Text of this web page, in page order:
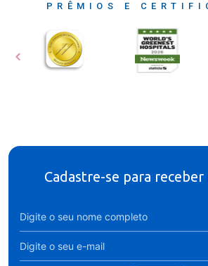
PRÊMIOS E
Cadastre-se para receber